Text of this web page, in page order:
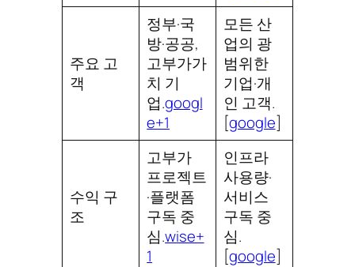
주요 고
객
정부·국
방·공공,
고부가가
치 기
업.googl
e+1
모든 산
업의 광
범위한
기업·개
인 고객.
[google]​
수익 구
조
고부가
프로젝트
·플랫폼
구독 중
심.wise+
1
인프라
사용량·
서비스
구독 중
심.
[google]​